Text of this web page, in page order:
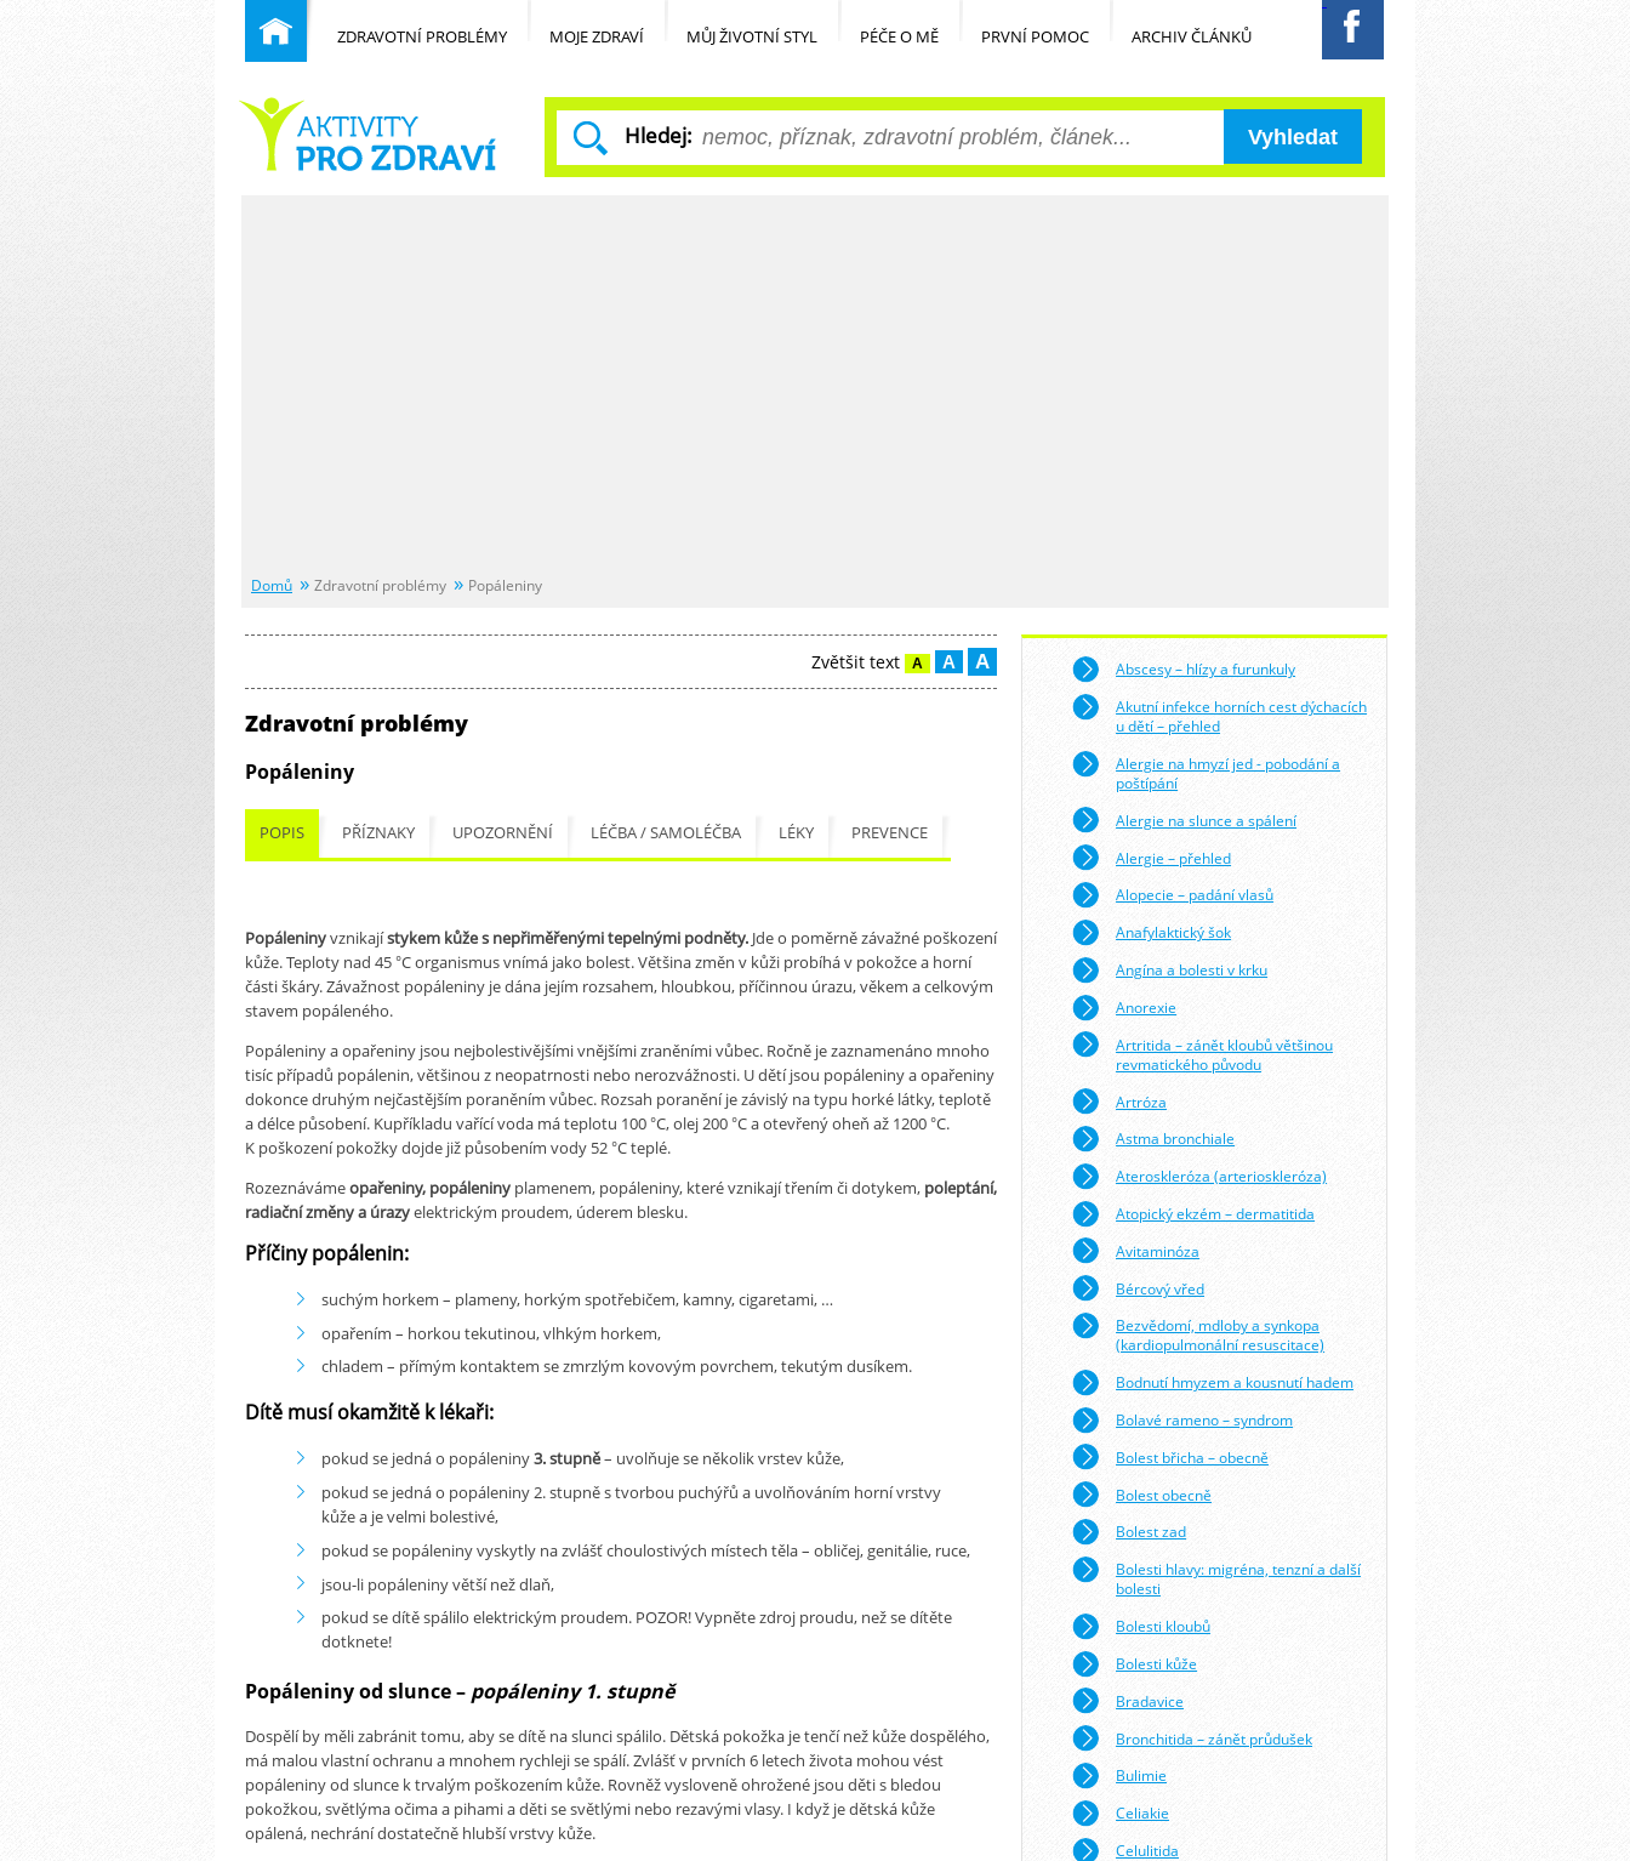
ZDRAVOTNÍ PROBLÉMY MOJE ZDRAVÍ MŮJ ŽIVOTNÍ STYL PÉČE O MĚ PRVNÍ POMOC ARCHIV ČLÁNKŮ
Hledej: Vyhledat
Domů Zdravotní problémy Popáleniny
Zvětšit text A A A
Zdravotní problémy
Popáleniny
POPIS PŘÍZNAKY UPOZORNĚNÍ LÉČBA / SAMOLÉČBA LÉKY PREVENCE
Popáleninyvznikajístykem kůže s nepřiměřenými tepelnými podněty. Jde o poměrně závažné poškození
kůže. Teploty nad 45 °C organismus vnímá jako bolest. Většina změn v kůži probíhá v pokožce a horní
části škáry. Závažnost popáleniny je dána jejím rozsahem, hloubkou, příčinnou úrazu, věkem a celkovým
stavem popáleného.
Popáleniny a opařeniny jsou nejbolestivějšími vnějšími zraněními vůbec. Ročně je zaznamenáno mnoho
tisíc případů popálenin, většinou z neopatrnosti nebo nerozvážnosti. U dětí jsou popáleniny a opařeniny
dokonce druhým nejčastějším poraněním vůbec. Rozsah poranění je závislý na typu horké látky, teplotě
a délce působení. Kupříkladu vařící voda má teplotu 100 °C, olej 200 °C a otevřený oheň až 1200 °C.
K poškození pokožky dojde již působením vody 52 °C teplé.
Rozeznávámeopařeniny, popáleniny plamenem, popáleniny, které vznikají třením či dotykem, poleptání,
radiační změny a úrazyelektrickým proudem, úderem blesku.
Příčiny popálenin:
suchým horkem – plameny, horkým spotřebičem, kamny, cigaretami, …
opařením – horkou tekutinou, vlhkým horkem,
chladem – přímým kontaktem se zmrzlým kovovým povrchem, tekutým dusíkem.
Dítě musí okamžitě k lékaři:
pokud se jedná o popáleniny3. stupně– uvolňuje se několik vrstev kůže,
pokud se jedná o popáleniny 2. stupně s tvorbou puchýřů a uvolňováním horní vrstvy
kůže a je velmi bolestivé,
pokud se popáleniny vyskytly na zvlášť choulostivých místech těla – obličej, genitálie, ruce,
jsou-li popáleniny větší než dlaň,
pokud se dítě spálilo elektrickým proudem. POZOR! Vypněte zdroj proudu, než se dítěte
dotknete!
Popáleniny od slunce – popáleniny 1. stupně
Dospělí by měli zabránit tomu, aby se dítě na slunci spálilo. Dětská pokožka je tenčí než kůže dospělého,
má malou vlastní ochranu a mnohem rychleji se spálí. Zvlášť v prvních 6 letech života mohou vést
popáleniny od slunce k trvalým poškozením kůže. Rovněž vysloveně ohrožené jsou děti s bledou
pokožkou, světlýma očima a pihami a děti se světlými nebo rezavými vlasy. I když je dětská kůže
opálená, nechrání dostatečně hlubší vrstvy kůže.
Abscesy – hlízy a furunkuly
Akutní infekce horních cest dýchacích
u dětí – přehled
Alergie na hmyzí jed - pobodání a
poštípání
Alergie na slunce a spálení
Alergie – přehled
Alopecie – padání vlasů
Anafylaktický šok
Angína a bolesti v krku
Anorexie
Artritida – zánět kloubů většinou
revmatického původu
Artróza
Astma bronchiale
Ateroskleróza (arterioskleróza)
Atopický ekzém – dermatitida
Avitaminóza
Bércový vřed
Bezvědomí, mdloby a synkopa
(kardiopulmonální resuscitace)
Bodnutí hmyzem a kousnutí hadem
Bolavé rameno – syndrom
Bolest břicha – obecně
Bolest obecně
Bolest zad
Bolesti hlavy: migréna, tenzní a další
bolesti
Bolesti kloubů
Bolesti kůže
Bradavice
Bronchitida – zánět průdušek
Bulimie
Celiakie
Celulitida